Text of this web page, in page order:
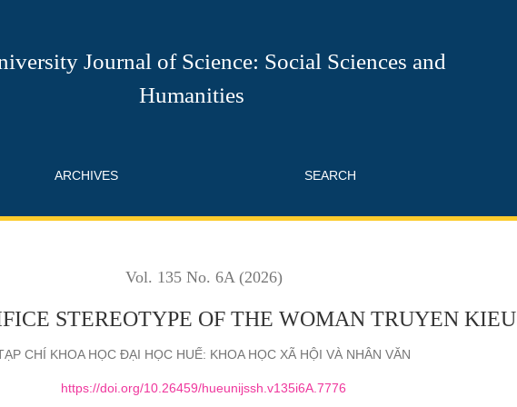
TRUYEN KIEU
Journal of Science: Social Sciences and
Humanities
ARCHIVES SEARCH
Vol. 135 No. 6A (2026)
STEREOTYPE OF THE WOMAN TRUYEN KIEU
CHÍ KHOA HỌC ĐẠI HỌC HUẾ: KHOA HỌC XÃ HỘI VÀ NHÂN VĂN
https://doi.org/10.26459/hueunijssh.v135i6A.7776